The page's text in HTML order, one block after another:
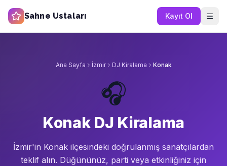
Sahne Ustaları Kayıt Ol
Ana Sayfa İzmir DJ Kiralama Konak
🎧
Konak DJ Kiralama
İzmir'in Konak ilçesindeki doğrulanmış sanatçılardan
teklif alın. Düğününüz, parti veya etkinliğiniz için